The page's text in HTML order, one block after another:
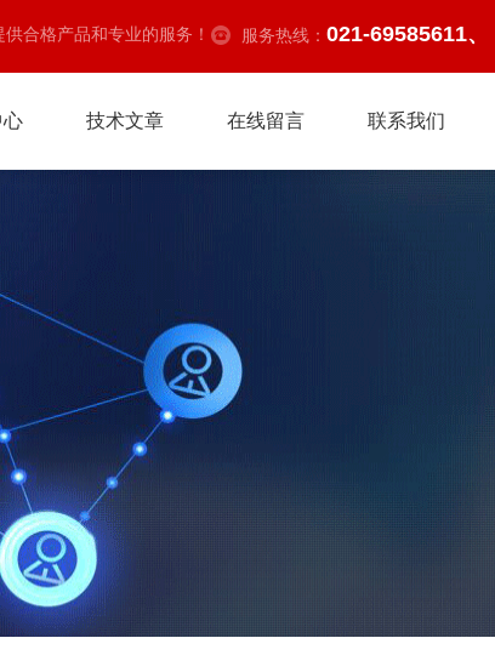
合格产品和专业的服务！ 服务热线： 021-69585611、
心 技术文章 在线留言 联系我们